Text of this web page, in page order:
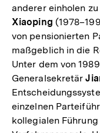
anderer einholen
Xiaoping
von pensionierten
maßgeblich in die
Unter dem von
Generalsekretär
einzelnen
kollegialen